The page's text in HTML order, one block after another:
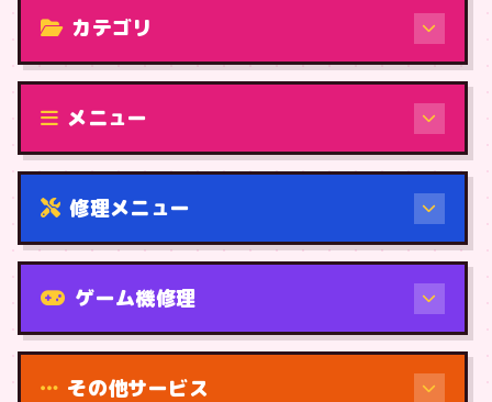
カテゴリ
修理（機種から）
メニュー
修理メニュー
機種から
ゲーム機修理
その他サービス